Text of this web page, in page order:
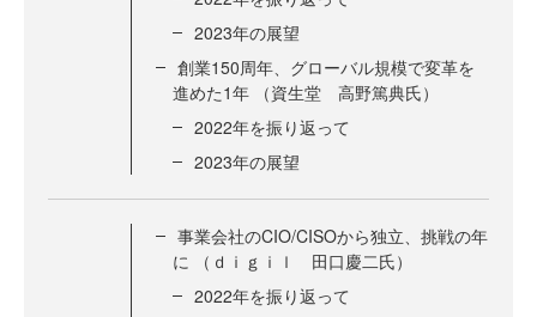
2023年の展望
創業150周年、グローバル規模で変革を
進めた1年 （資生堂 高野篤典氏）
2022年を振り返って
2023年の展望
事業会社のCIO/CISOから独立、挑戦の年
に （ｄｉｇｉｌ 田口慶二氏）
2022年を振り返って